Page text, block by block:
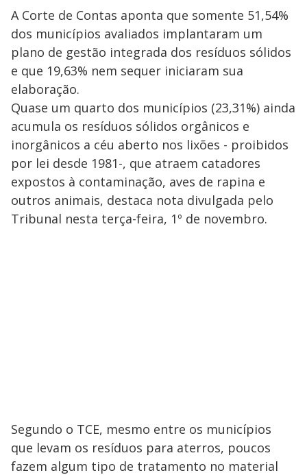
A Corte de Contas aponta que somente 51,54%
dos municípios avaliados implantaram um
plano de gestão integrada dos resíduos sólidos
e que 19,63% nem sequer iniciaram sua
elaboração.
Quase um quarto dos municípios (23,31%) ainda
acumula os resíduos sólidos orgânicos e
inorgânicos a céu aberto nos lixões - proibidos
por lei desde 1981-, que atraem catadores
expostos à contaminação, aves de rapina e
outros animais, destaca nota divulgada pelo
Tribunal nesta terça-feira, 1º de novembro.
Segundo o TCE, mesmo entre os municípios
que levam os resíduos para aterros, poucos
fazem algum tipo de tratamento no material